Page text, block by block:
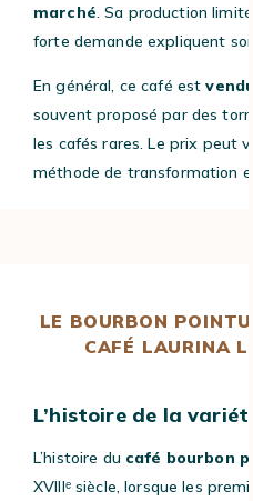
marché. Sa production
forte demande expliquent son
En général, ce café est
souvent proposé par des
les cafés rares. Le prix peut
méthode de transformation
LE BOURBON
CAFÉ LAURINA
L’histoire de la
L’histoire du café bourbon
XVIIIᵉ siècle, lorsque les